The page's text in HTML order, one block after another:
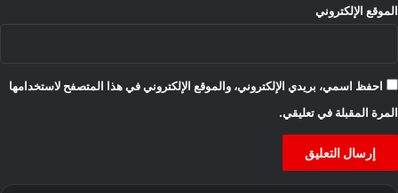
الموقع الإلكتروني
احفظ اسمي، بريدي الإلكتروني، والموقع الإلكتروني في هذا المتصفح لاستخدامها
المرة المقبلة في تعليقي.